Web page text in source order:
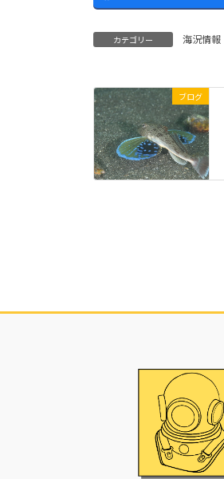
カテゴリー 海況情報
ブログ